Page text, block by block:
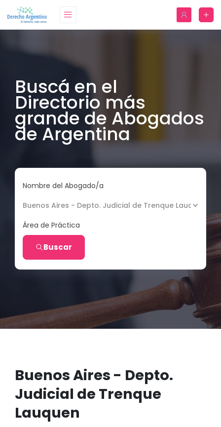
Buscá en el
Directorio más
grande de Abogados
de Argentina
Nombre del Abogado/a
Buenos Aires - Depto. Judicial de Trenque Lauquen
Área de Práctica
Buscar
Buenos Aires - Depto.
Judicial de Trenque
Lauquen